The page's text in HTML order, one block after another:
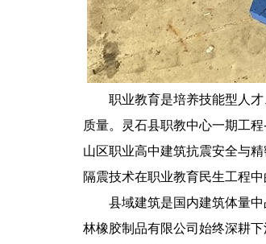
职业教育是培养技能型人
质量。灵石县职教中心一期工
山区职业高中建筑抗震安全与
隔震技术在职业教育民生工程中
县域建筑是国内建筑体量
林橡胶制品有限公司始终深耕